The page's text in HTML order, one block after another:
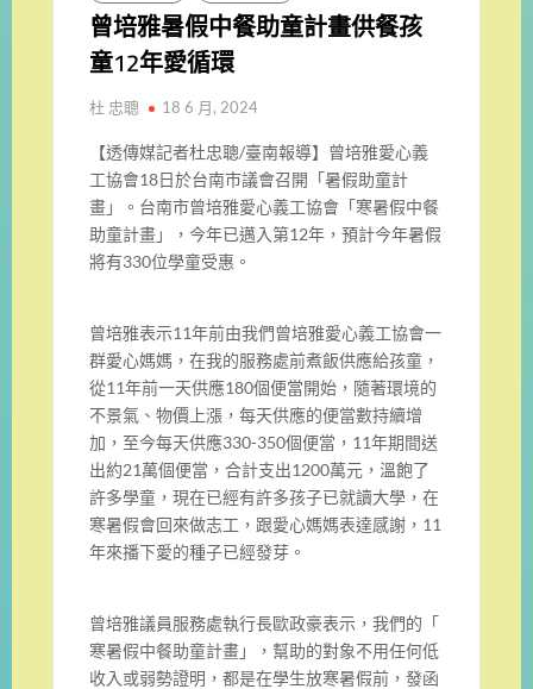
曾培雅暑假中餐助童計畫供餐孩
童12年愛循環
杜 忠聰 18 6 月, 2024
【透傳媒記者杜忠聰/臺南報導】曾培雅愛心義
工協會18日於台南市議會召開「暑假助童計
畫」。台南市曾培雅愛心義工協會「寒暑假中餐
助童計畫」，今年已邁入第12年， 預計今年暑假
將有330位學童受惠。
曾培雅表示11年前由我們曾培雅愛心義工協會一
群愛心媽媽， 在我的服務處前煮飯供應給孩童，
從11年前一天供應180個便當開始，隨著環境的
不景氣、 物價上漲，每天供應的便當數持續增
加，至今每天供應330-350個便當，11年期間送
出約21萬個便當， 合計支出1200萬元，溫飽了
許多學童， 現在已經有許多孩子已就讀大學，在
寒暑假會回來做志工， 跟愛心媽媽表達感謝，11
年來播下愛的種子已經發芽。
曾培雅議員服務處執行長歐政豪表示，我們的「
寒暑假中餐助童計畫」，幫助的對象不用任何低
收入或弱勢證明， 都是在學生放寒暑假前，發函